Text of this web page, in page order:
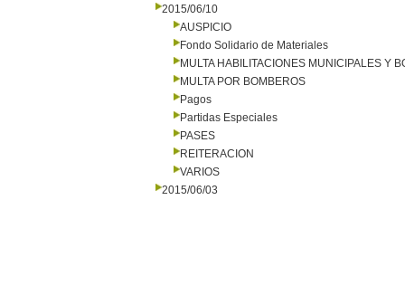
2015/06/10
AUSPICIO
Fondo Solidario de Materiales
MULTA HABILITACIONES MUNICIPALES Y
MULTA POR BOMBEROS
Pagos
Partidas Especiales
PASES
REITERACION
VARIOS
2015/06/03